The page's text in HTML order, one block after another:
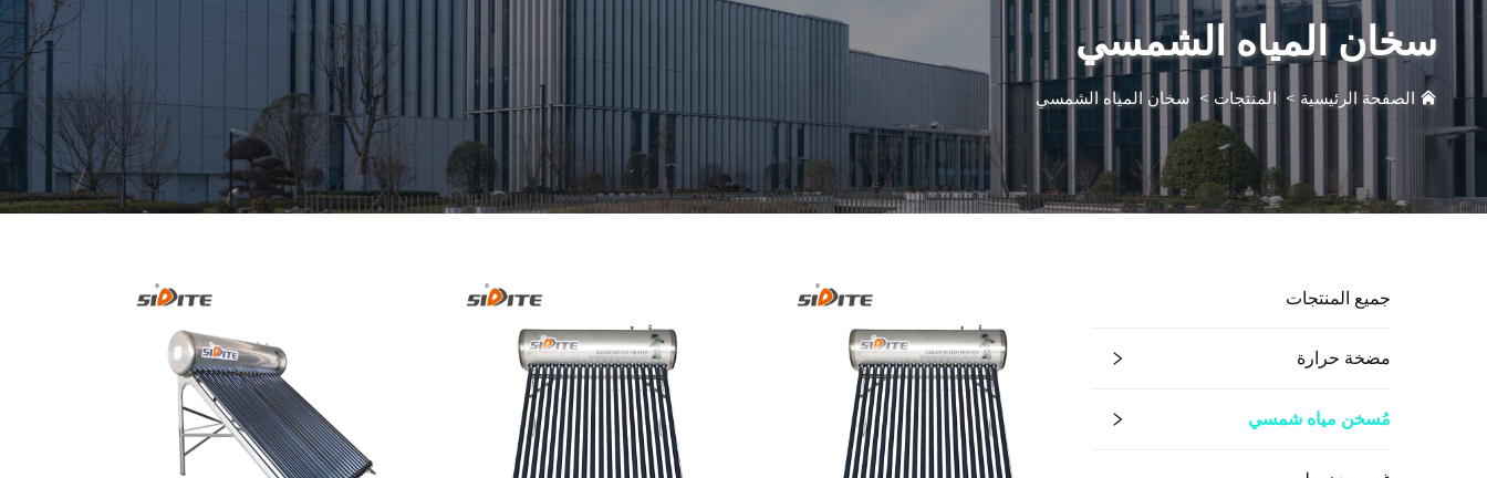
سخان المياه الشمسي
الصفحة الرئيسية > المنتجات > سخان المياه الشمسي
جميع المنتجات
مضخة حرارة
مُسخن مياه شمسي